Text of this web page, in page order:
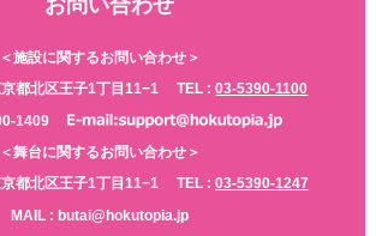
＜施設に関するお問い合わせ＞
都北区王子1丁目11−1 TEL :03-5390-1100
1409
＜舞台に関するお問い合わせ＞
都北区王子1丁目11−1 TEL : 03-5390-1247
MAIL : butai@hokutopia.jp